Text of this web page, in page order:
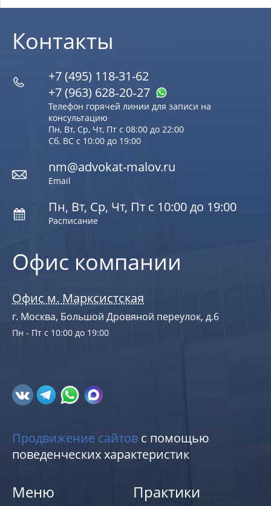
Офис компании
Офис м. Марксистская
г. Москва, Большой Дровяной переулок, д.6
Пн - Пт с 10:00 до 19:00
Контакты
+7 (495) 118-31-62
+7 (963) 628‑20‑27
Телефон горячей линии для записи на
консультацию
Пн, Вт, Ср, Чт, Пт с 08:00 до 22:00
Сб, ВС с 10:00 до 19:00
nm@advokat-malov.ru
Email
Пн, Вт, Ср, Чт, Пт с 10:00 до 19:00
Расписание
Продвижение сайтов с помощью
поведенческих характеристик
Меню Практики